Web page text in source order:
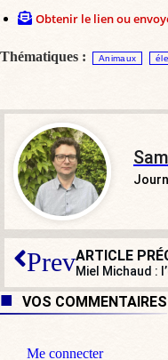
Obtenir le lien ou
Thématiques : Animaux
Prev
VOS COMMENTAIRES
Me connecter